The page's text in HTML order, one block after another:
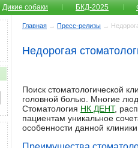
Дикие собаки БКД-2025
Главная → Пресс-релизы →
Недорогая
Поиск стоматологической
головной болью. Многие
Стоматология НК ДЕНТ,
пациентам уникальное
особенности данной